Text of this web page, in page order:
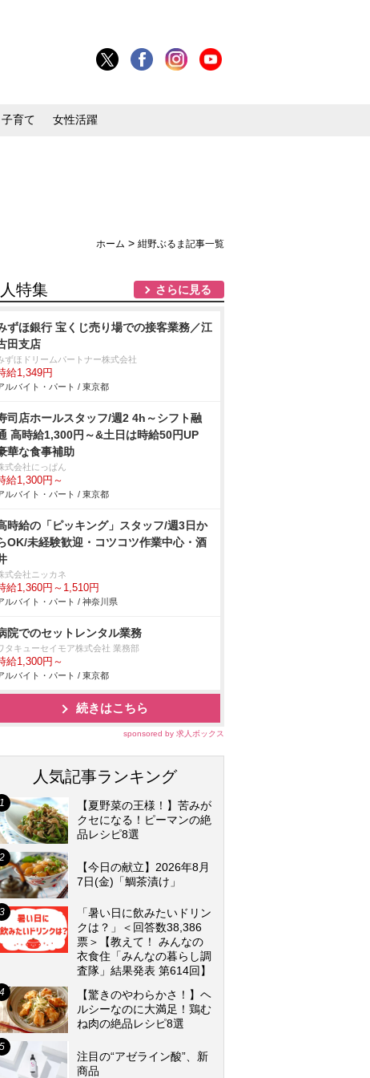
子育て 女性活躍
ホーム > 紺野ぶるま記事一覧
特集 さらに見る
ずほ銀行 宝くじ売り場での接客業務／江
田支店
ずほドリームパートナー株式会社
給1,349円
ルバイト・パート / 東京都
司店ホールスタッフ/週2 4h～シフト融
高時給1,300円～&土日は時給50円UP
華な食事補助
式会社にっぱん
給1,300円～
ルバイト・パート / 東京都
時給の「ピッキング」スタッフ/週3日か
OK/未経験歓迎・コツコツ作業中心・酒
式会社ニッカネ
給1,360円～1,510円
ルバイト・パート / 神奈川県
院でのセットレンタル業務
タキューセイモア株式会社 業務部
給1,300円～
ルバイト・パート / 東京都
続きはこちら
sponsored by 求人ボックス
人気記事ランキング
【夏野菜の王様！】苦みが
クセになる！ピーマンの絶
品レシピ8選
【今日の献立】2026年8月
7日(金)「鯛茶漬け」
「暑い日に飲みたいドリン
クは？」＜回答数38,386
票＞【教えて！ みんなの
衣食住「みんなの暮らし調
査隊」結果発表 第614回】
【驚きのやわらかさ！】ヘ
ルシーなのに大満足！鶏む
ね肉の絶品レシピ8選
注目の“アゼライン酸”、新
商品